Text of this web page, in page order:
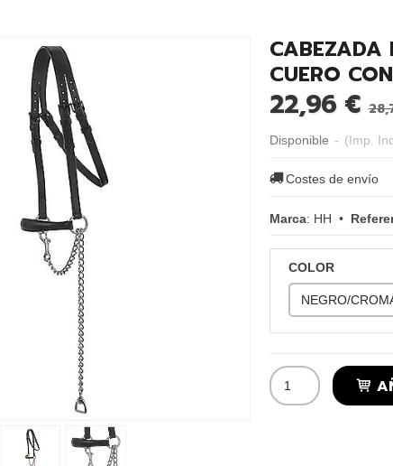
CABEZADA
CUERO
22,96 €
Disponible - (Imp.
Costes de envío
Marca: HH •
COLOR